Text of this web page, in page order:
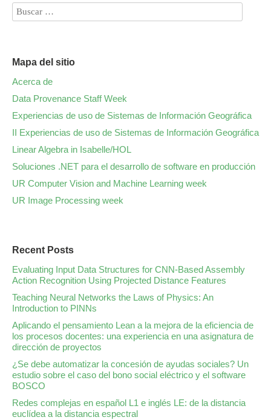
Mapa del sitio
Acerca de
Data Provenance Staff Week
Experiencias de uso de Sistemas de Información Geográfica
II Experiencias de uso de Sistemas de Información Geográfica
Linear Algebra in Isabelle/HOL
Soluciones .NET para el desarrollo de software en producción
UR Computer Vision and Machine Learning week
UR Image Processing week
Recent Posts
Evaluating Input Data Structures for CNN-Based Assembly
Action Recognition Using Projected Distance Features
Teaching Neural Networks the Laws of Physics: An
Introduction to PINNs
Aplicando el pensamiento Lean a la mejora de la eficiencia de
los procesos docentes: una experiencia en una asignatura de
dirección de proyectos
¿Se debe automatizar la concesión de ayudas sociales? Un
estudio sobre el caso del bono social eléctrico y el software
BOSCO
Redes complejas en español L1 e inglés LE: de la distancia
euclídea a la distancia espectral